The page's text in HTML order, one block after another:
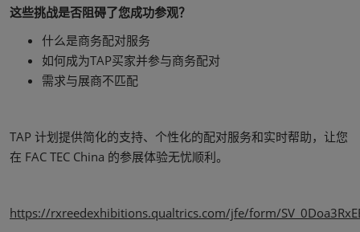
这些挑战是否阻碍了您成功参观？
什么是商务配对服务
如何成为TAP买家并参与商务配对
需求与展商不匹配
TAP 计划提供简化的支持、个性化的配对服务和实时帮助，让您
在 FAC TEC China 的参展体验无忧顺利。
https://rxreedexhibitions.qualtrics.com/jfe/form/